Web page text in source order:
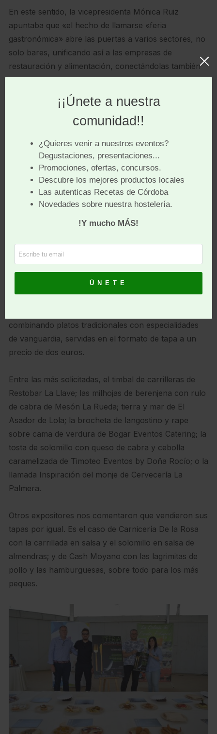
En este sentido, la vicepresidenta Mónica Ruiz
apuntaba que «el hecho de llamarse «feria
gastronómica» abre las puertas a varios sectores, no
solo bares, unificando así a las empresas de
restauración y alimentación, conectándolas también
con el turismo; incluso hasta cualquier agricultor
puede participar con sus productos y darlos a
De expositor a expositor y de
combinando platos tradicionales con especialidades
de vanguardia, servidas en el formato de tapa a un
precio de dos euros.
Entre las más solicitadas, el timbal de carrilleras de
Restobar La Llave; las milhojas de berenjena con rulo
de cabra de Mesón La Rueda; tierra y mar de El
Asador de Lola; la brocheta de langostino y rape
sobre cama de verdura de Bogar Eventos Catering; la
tosta de solomillo con queso de cabra y cebolla
caramelizada de Timoteo Eventos by Doña Rocío; o la
llamada Inspiración del monje de Cervecería La
Palmera.
Otros expositores nos comentaron que vendieron sus
tapas por igual. Es el caso de Carnicería De la Rosa
con la carrillada en salsa y el solomillo en salsa de
almendras; y de Cash Moyano con las lagrimitas de
pollo y las hamburguesas, sobre todo para los más
peques.